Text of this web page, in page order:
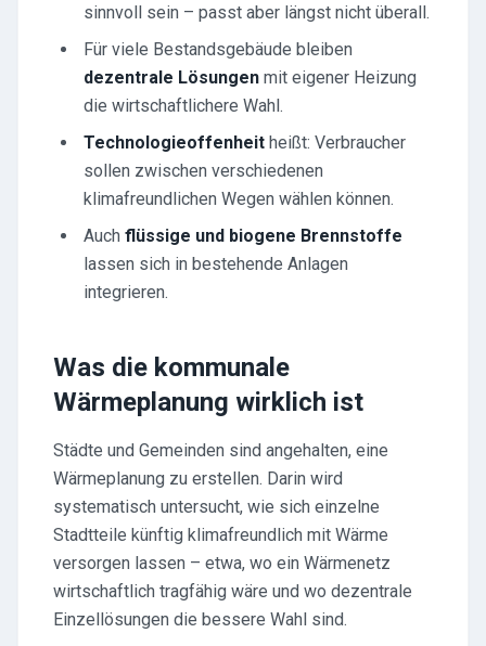
sinnvoll sein – passt aber längst nicht überall.
Für viele Bestandsgebäude bleiben
dezentrale Lösungen mit eigener Heizung
die wirtschaftlichere Wahl.
Technologieoffenheit heißt: Verbraucher
sollen zwischen verschiedenen
klimafreundlichen Wegen wählen können.
Auch flüssige und biogene Brennstoffe
lassen sich in bestehende Anlagen
integrieren.
Was die kommunale
Wärmeplanung wirklich ist
Städte und Gemeinden sind angehalten, eine
Wärmeplanung zu erstellen. Darin wird
systematisch untersucht, wie sich einzelne
Stadtteile künftig klimafreundlich mit Wärme
versorgen lassen – etwa, wo ein Wärmenetz
wirtschaftlich tragfähig wäre und wo dezentrale
Einzellösungen die bessere Wahl sind.